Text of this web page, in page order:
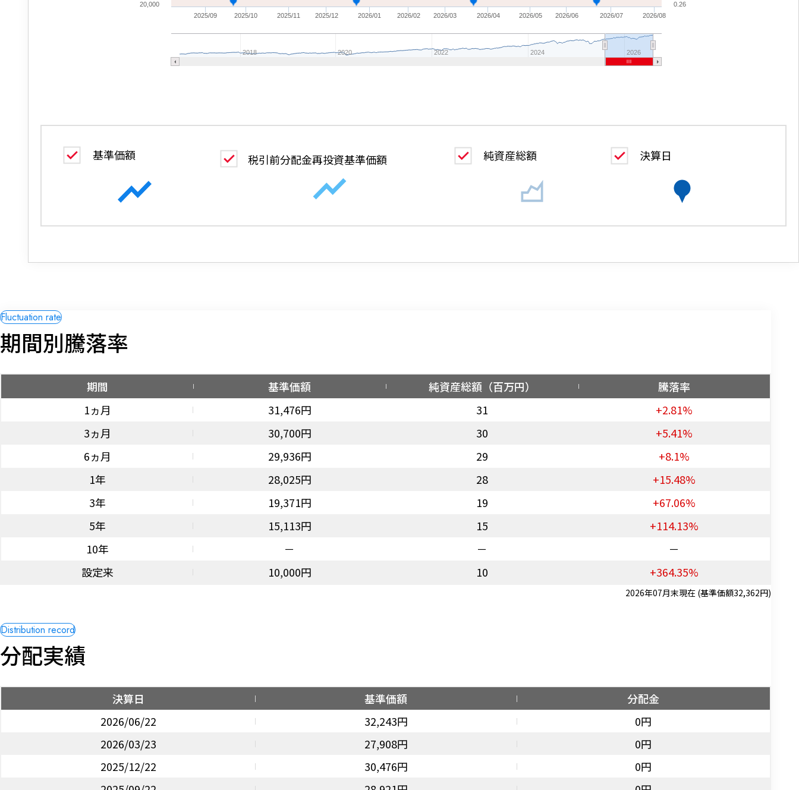
2025/09 2025/10 2025/11 2025/12 2026/01 2026/02 2026/03 2026/04 2026/05 2026/06 2026/07 2026/08
2018 2020 2022 2024 2026
20,000 0.26
基準価額 税引前分配金再投資基準価額 純資産総額 決算日
期間別騰落率
期間 基準価額 純資産総額（百万円）
騰落率
1ヵ月
31,476円 31
+2.81%
3ヵ月
30,700円 30
+5.41%
6ヵ月
29,936円 29
+8.1%
1年
28,025円 28
+15.48%
3年
19,371円 19
+67.06%
5年
15,113円 15
+114.13%
10年
－ －
－
設定来
10,000円 10 +364.35%
2026年07月末現在 (基準価額32,362円)
分配実績
決算日 基準価額
分配金
2026/06/22
32,243円
0円
2026/03/23
27,908円
0円
2025/12/22
30,476円
0円